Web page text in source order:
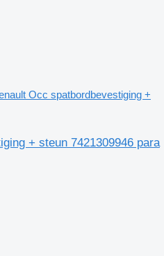
Occ spatbordbevestiging +
+ steun 7421309946 para